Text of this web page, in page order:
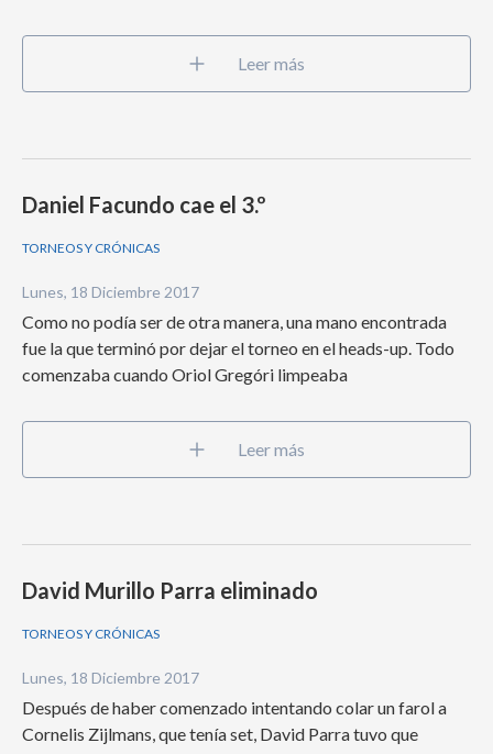
Leer más
Daniel Facundo cae el 3.º
TORNEOS Y CRÓNICAS
Lunes, 18 Diciembre 2017
Como no podía ser de otra manera, una mano encontrada
fue la que terminó por dejar el torneo en el heads-up. Todo
comenzaba cuando Oriol Gregóri limpeaba
Leer más
David Murillo Parra eliminado
TORNEOS Y CRÓNICAS
Lunes, 18 Diciembre 2017
Después de haber comenzado intentando colar un farol a
Cornelis Zijlmans, que tenía set, David Parra tuvo que